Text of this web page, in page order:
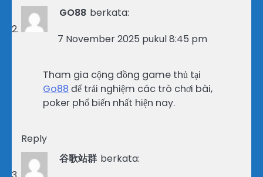
GO88 berkata:
7 November 2025 pukul 8:45 pm
Tham gia cộng đồng game thủ tại
Go88 để trải nghiệm các trò chơi bài,
poker phổ biến nhất hiện nay.
Reply
谷歌站群 berkata: